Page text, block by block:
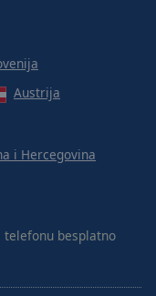
Austrija
i Hercegovina
telefonu besplatno